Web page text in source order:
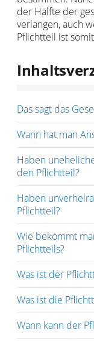
der Hälfte der
verlangen, auch
Pflichtteil ist
Das sagt das
Wann hat man
Haben
den Pflichtteil?
Haben
Pflichtteil?
Wie bekommt
Pflichtteils?
Was ist der
Was ist die
Wann kann der